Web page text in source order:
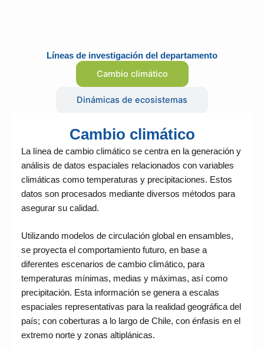
Líneas de investigación del departamento
Cambio climático
Dinámicas de ecosistemas
Cambio climático
La línea de cambio climático se centra en la generación y
análisis de datos espaciales relacionados con variables
climáticas como temperaturas y precipitaciones. Estos
datos son procesados mediante diversos métodos para
asegurar su calidad.
Utilizando modelos de circulación global en ensambles,
se proyecta el comportamiento futuro, en base a
diferentes escenarios de cambio climático, para
temperaturas mínimas, medias y máximas, así como
precipitación. Esta información se genera a escalas
espaciales representativas para la realidad geográfica del
país; con coberturas a lo largo de Chile, con énfasis en el
extremo norte y zonas altiplánicas.